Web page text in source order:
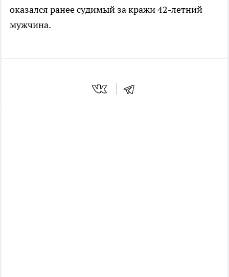
оказался ранее судимый за кражи 42-летний
мужчина.